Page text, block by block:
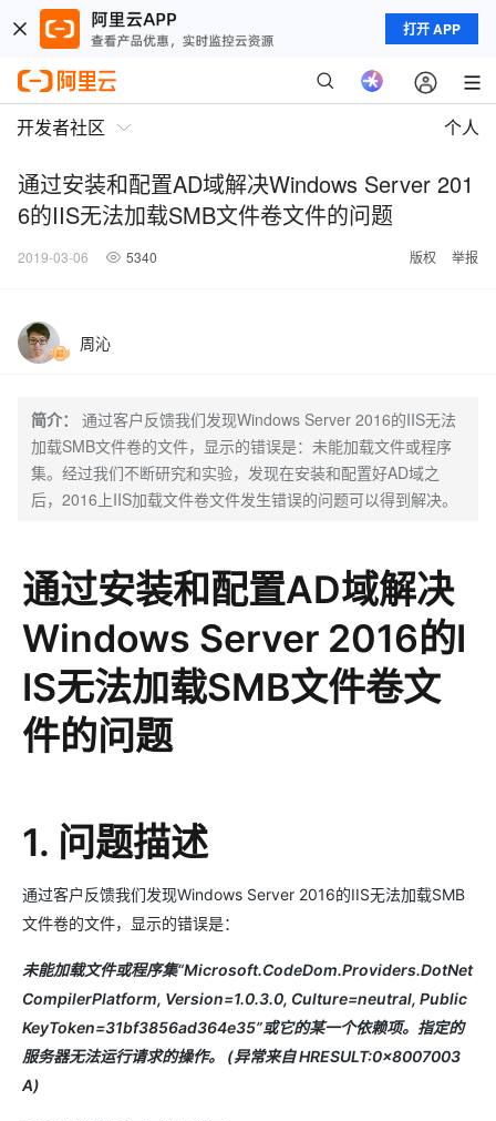
打开 APP
开发者社区 个人
通过安装和配置AD域解决Windows Server 201
6的IIS无法加载SMB文件卷文件的问题
2019-03-06 5340 版权 举报
周沁
简介：
通过客户反馈我们发现Windows Server 2016的IIS无法
加载SMB文件卷的文件，显示的错误是：未能加载文件或程序
集。经过我们不断研究和实验，发现在安装和配置好AD域之
后，2016上IIS加载文件卷文件发生错误的问题可以得到解决。
通过安装和配置AD域解决
Windows Server 2016的I
IS无法加载SMB文件卷文
件的问题
1. 问题描述
通过客户反馈我们发现Windows Server 2016的IIS无法加载SMB
文件卷的文件，显示的错误是：
未能加载文件或程序集“Microsoft.CodeDom.Providers.DotNet
CompilerPlatform, Version=1.0.3.0, Culture=neutral, Public
KeyToken=31bf3856ad364e35”或它的某一个依赖项。指定的
服务器无法运行请求的操作。 (异常来自 HRESULT:0x8007003
A)